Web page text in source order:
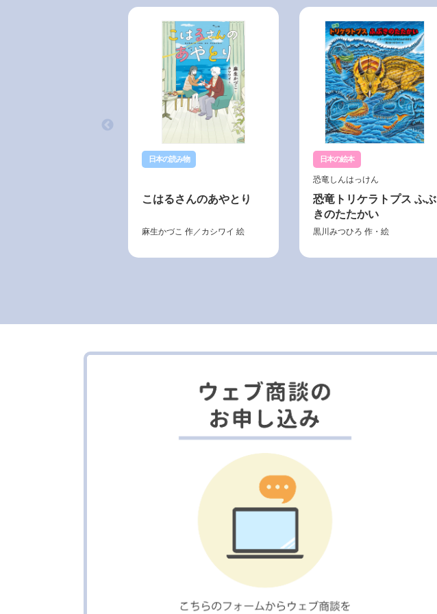
日本の読み物
こはるさんのあやとり
麻生かづこ 作／ カシワイ 絵
日本の絵本
恐竜しんはっけん
恐竜トリケラトプス ふぶ
きのたたかい
黒川みつひろ 作・絵